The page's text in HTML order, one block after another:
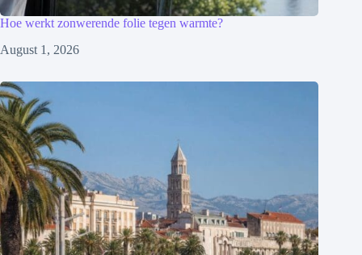
Hoe werkt zonwerende folie tegen warmte?
August 1, 2026